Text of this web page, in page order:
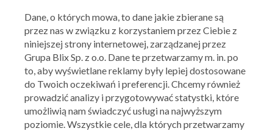
KFC
Dane, o których mowa, to dane jakie zbierane są
przez nas w związku z korzystaniem przez Ciebie z
niniejszej strony internetowej, zarządzanej przez
Grupa Blix Sp. z o.o. Dane te przetwarzamy m. in. po
to, aby wyświetlane reklamy były lepiej dostosowane
do Twoich oczekiwań i preferencji. Chcemy również
prowadzić analizy i przygotowywać statystki, które
umożliwią nam świadczyć usługi na najwyższym
poziomie. Wszystkie cele, dla których przetwarzamy